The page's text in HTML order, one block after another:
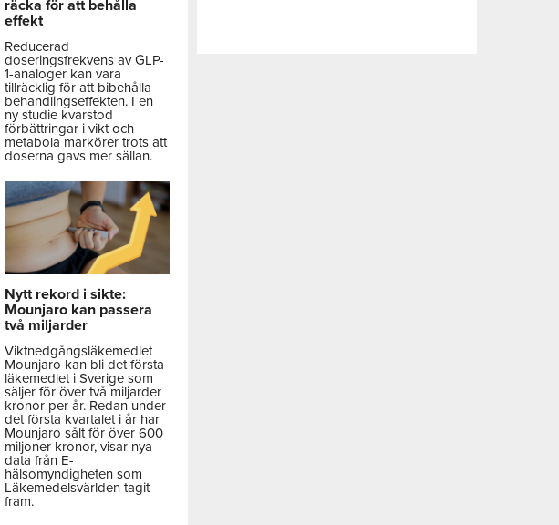
räcka för att behålla
effekt
Reducerad
doseringsfrekvens av GLP-
1-analoger kan vara
tillräcklig för att bibehålla
behandlingseffekten. I en
ny studie kvarstod
förbättringar i vikt och
metabola markörer trots att
doserna gavs mer sällan.
Nytt rekord i sikte:
Mounjaro kan passera
två miljarder
Viktnedgångsläkemedlet
Mounjaro kan bli det första
läkemedlet i Sverige som
säljer för över två miljarder
kronor per år. Redan under
det första kvartalet i år har
Mounjaro sålt för över 600
miljoner kronor, visar nya
data från E-
hälsomyndigheten som
Läkemedelsvärlden tagit
fram.